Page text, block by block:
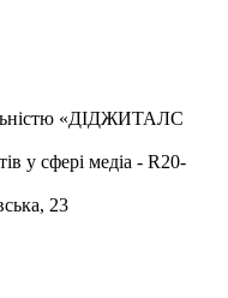
«ДІДЖИТАЛС
у сфері медіа - R20-
23